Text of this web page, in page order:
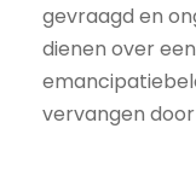
gevraagd en
dienen over
vervangen